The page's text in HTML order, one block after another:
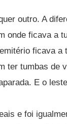
outro. A
onde ficava a
ficava
ter tumbas de
E o
e foi